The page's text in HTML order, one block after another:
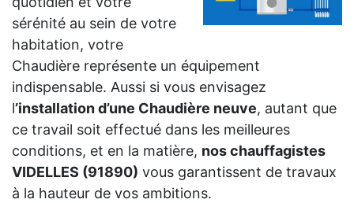
sérénité au sein de votre
habitation, votre
Chaudière représente un équipement
indispensable. Aussi si vous envisagez
l’installation d’une Chaudière neuve, autant que
ce travail soit effectué dans les meilleures
conditions, et en la matière, nos chauffagistes
VIDELLES (91890) vous garantissent de travaux
à la hauteur de vos ambitions.